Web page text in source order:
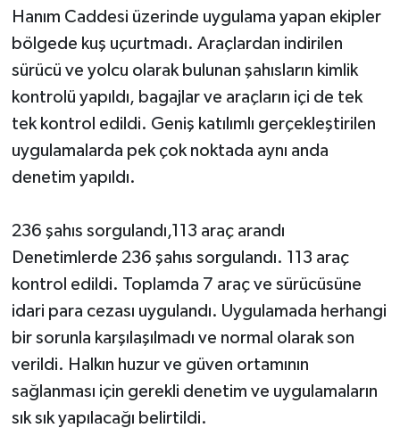
Hanım Caddesi üzerinde uygulama yapan ekipler
bölgede kuş uçurtmadı. Araçlardan indirilen
sürücü ve yolcu olarak bulunan şahısların kimlik
kontrolü yapıldı, bagajlar ve araçların içi de tek
tek kontrol edildi. Geniş katılımlı gerçekleştirilen
uygulamalarda pek çok noktada aynı anda
denetim yapıldı.
236 şahıs sorgulandı,113 araç arandı
Denetimlerde 236 şahıs sorgulandı. 113 araç
kontrol edildi. Toplamda 7 araç ve sürücüsüne
idari para cezası uygulandı. Uygulamada herhangi
bir sorunla karşılaşılmadı ve normal olarak son
verildi. Halkın huzur ve güven ortamının
sağlanması için gerekli denetim ve uygulamaların
sık sık yapılacağı belirtildi.